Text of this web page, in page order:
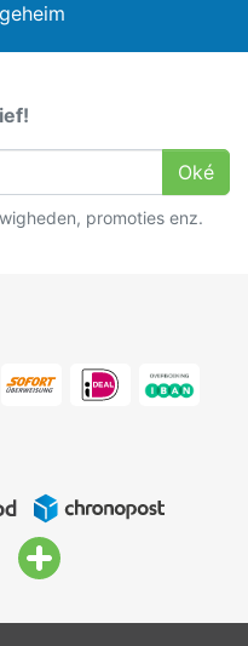
Oké
promoties enz.